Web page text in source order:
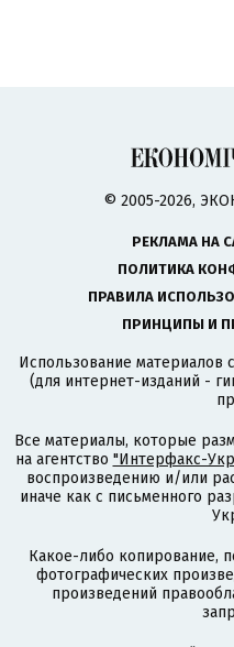
© 2005-2026,
РЕКЛАМА НА
ПОЛИТИКА
ПРАВИЛА
ПРИНЦИПЫ И
Использование материалов
(для интернет-изданий -
Все материалы, которые
на агентство "Интерфакс-
воспроизведению и/или
иначе как с письменного
Какое-либо копирование,
фотографических
произведений